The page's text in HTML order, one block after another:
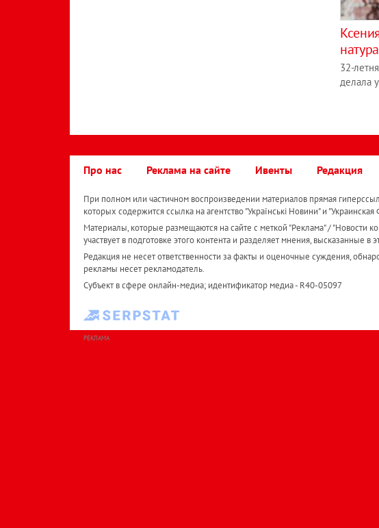
32-
делала
Про нас Реклама на сайте Ивенты Редакция
При полном или частичном воспроизведении материалов прямая
которых содержится ссылка на агентство "Українськi Новини" и
Материалы, которые размещаются на сайте с меткой "Реклама" / "Новости
участвует в подготовке этого контента и разделяет мнения, высказанные в
Редакция не несет ответственности за факты и оценочные суждения,
рекламы несет рекламодатель.
Субъект в сфере онлайн-медиа; идентификатор медиа - R40-05097
РЕКЛАМА